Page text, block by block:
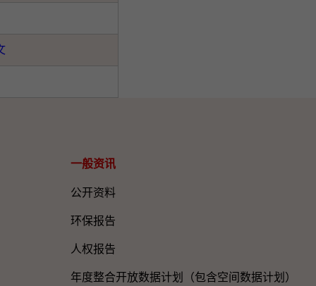
一般资讯​
公开资料
环保报告
人权报告
年度整合开放数据计划（包含空间数据计划）